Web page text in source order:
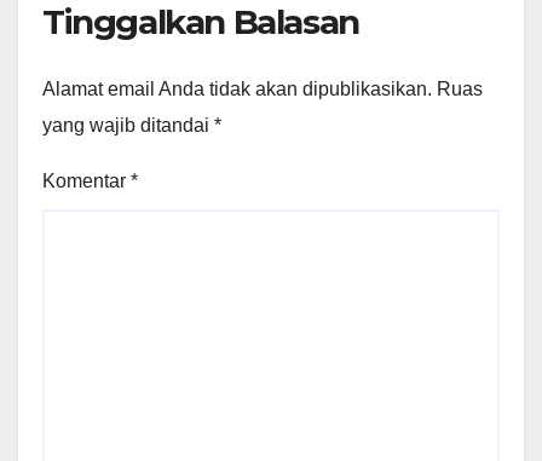
Tinggalkan Balasan
Alamat email Anda tidak akan dipublikasikan. Ruas
yang wajib ditandai *
Komentar *